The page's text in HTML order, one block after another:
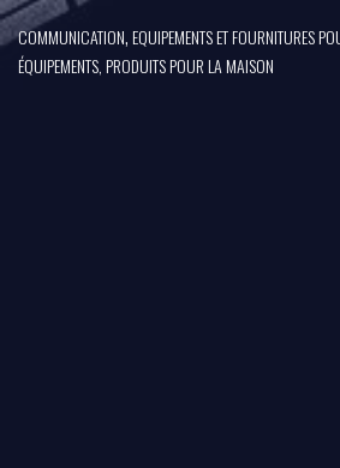
COMMUNICATION,EQUIPEMENTS ET FOURNITURES
ÉQUIPEMENTS, PRODUITS POUR LA MAISON